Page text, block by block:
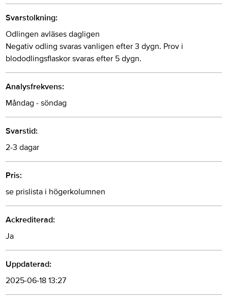
Svarstolkning:
Odlingen avläses dagligen
Negativ odling svaras vanligen efter 3 dygn. Prov i
blododlingsflaskor svaras efter 5 dygn.
Analysfrekvens:
Måndag - söndag
Svarstid:
2-3 dagar
Pris:
se prislista i högerkolumnen
Ackrediterad:
Ja
Uppdaterad:
2025-06-18 13:27